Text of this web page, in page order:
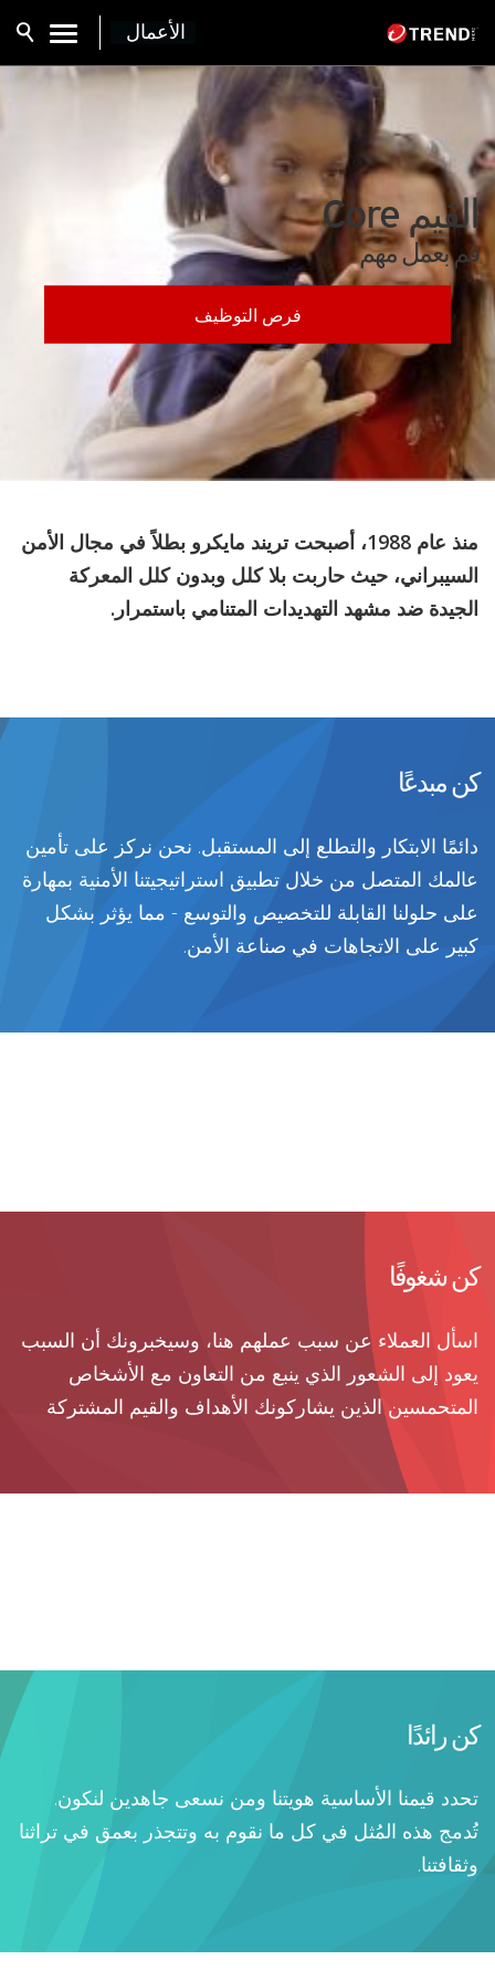
الأعمال
القيم Core
قم بعمل مهم
فرص التوظيف
منذ عام 1988، أصبحت تريند مايكرو بطلاً في مجال الأمن
السيبراني، حيث حاربت بلا كلل وبدون كلل المعركة
الجيدة ضد مشهد التهديدات المتنامي باستمرار.
كن مبدعًا
دائمًا الابتكار والتطلع إلى المستقبل. نحن نركز على تأمين
عالمك المتصل من خلال تطبيق استراتيجيتنا الأمنية بمهارة
على حلولنا القابلة للتخصيص والتوسع - مما يؤثر بشكل
كبير على الاتجاهات في صناعة الأمن.
كن شغوفًا
اسأل العملاء عن سبب عملهم هنا، وسيخبرونك أن السبب
يعود إلى الشعور الذي ينبع من التعاون مع الأشخاص
المتحمسين الذين يشاركونك الأهداف والقيم المشتركة
كن رائدًا
تحدد قيمنا الأساسية هويتنا ومن نسعى جاهدين لنكون.
تُدمج هذه المُثل في كل ما نقوم به وتتجذر بعمق في تراثنا
وثقافتنا.